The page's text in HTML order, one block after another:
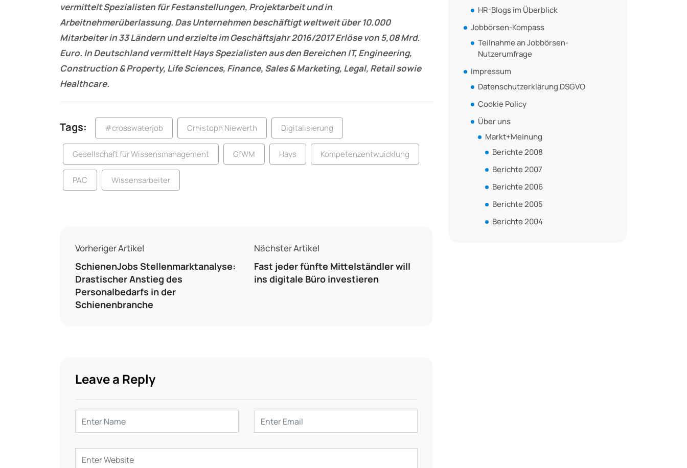
vermittelt Spezialisten für Festanstellungen, Projektarbeit und in
Arbeitnehmerüberlassung. Das Unternehmen beschäftigt weltweit über 10.000
Mitarbeiter in 33 Ländern und erzielte im Geschäftsjahr 2016/2017 Erlöse von 5,08 Mrd.
Euro. In Deutschland vermittelt Hays Spezialisten aus den Bereichen IT, Engineering,
Construction & Property, Life Sciences, Finance, Sales & Marketing, Legal, Retail sowie
Healthcare.
Tags: #crosswaterjob Crhistoph Niewerth Digitalisierung
Gesellschaft für Wissensmanagement GfWM Hays Kompetenzentwuicklung
PAC Wissensarbeiter
Vorheriger Artikel
SchienenJobs Stellenmarktanalyse:
Drastischer Anstieg des
Personalbedarfs in der
Schienenbranche
Nächster Artikel
Fast jeder fünfte Mittelständler will
ins digitale Büro investieren
Leave a Reply
HR-Blogs im Überblick
Jobbörsen-Kompass
Teilnahme an Jobbörsen-
Nutzerumfrage
Impressum
Datenschutzerklärung DSGVO
Cookie Policy
Über uns
Markt+Meinung
Berichte 2008
Berichte 2007
Berichte 2006
Berichte 2005
Berichte 2004